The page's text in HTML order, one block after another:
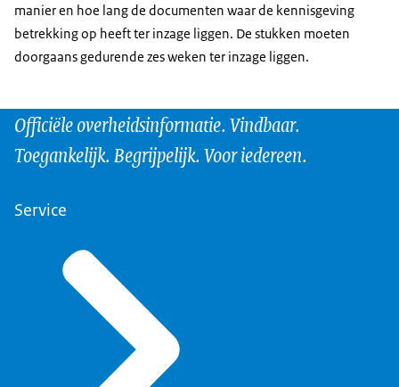
manier en hoe lang de documenten waar de kennisgeving
betrekking op heeft ter inzage liggen. De stukken moeten
doorgaans gedurende zes weken ter inzage liggen.
Officiële overheidsinformatie. Vindbaar.
Toegankelijk. Begrijpelijk. Voor iedereen.
Service